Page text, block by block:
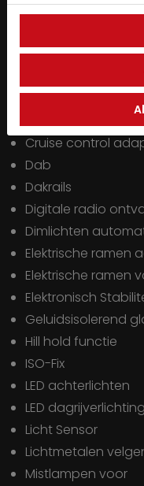
Buitenspiegels
Buitenspiegels in
Bumpers in
Comfort-pakket
Cruise control
Dab
Dakrails
Digitale radio
Dimlichten
Elektrische ramen
Elektrische ramen
Elektronisch
Geluidsisolerend
Hill hold functie
ISO-Fix
LED achterlichten
LED dagrijverlichting
Licht Sensor
Lichtmetalen
Mistlampen voor